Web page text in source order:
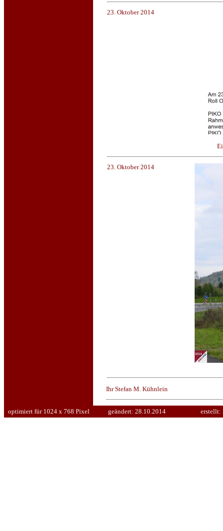
23. Oktober 2014
23. Oktober 2014
Ihr Stefan M. Kühnlein
optimiert für 1024 x 768 Pixel geändert: 28.10.2014 erstellt: